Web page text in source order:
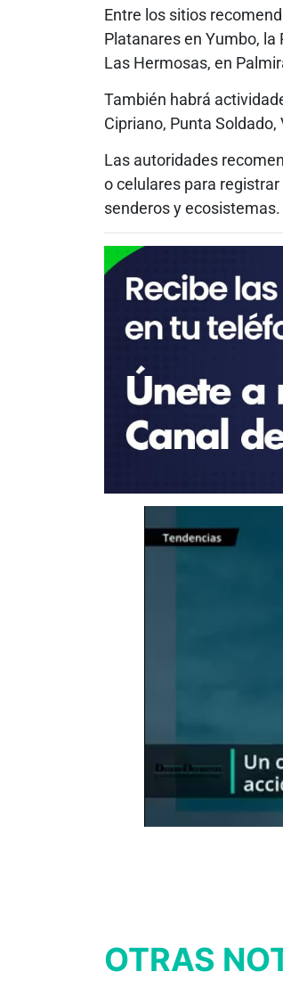
Entre los sitios
Platanares en Yumbo,
Las Hermosas, en
También habrá
Cipriano, Punta
Las autoridades
o celulares para
senderos y ecosistemas.
OTRAS